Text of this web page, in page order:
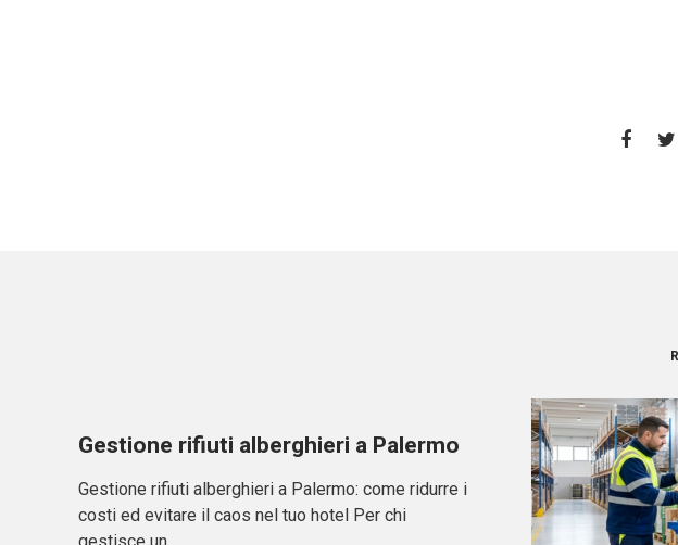
Gestione rifiuti alberghieri a Palermo
Gestione rifiuti alberghieri a Palermo: come ridurre i
costi ed evitare il caos nel tuo hotel Per chi